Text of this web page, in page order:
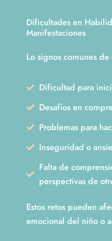
Dificultades en
Manifestaciones
Lo signos comunes
Dificultad para
Desafíos en
Problemas para
Inseguridad o
Falta de
perspectivas de
Estos retos pueden
emocional del niño o